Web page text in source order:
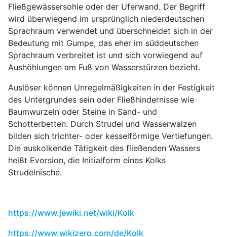
Fließgewässersohle oder der Uferwand. Der Begriff
wird überwiegend im ursprünglich niederdeutschen
Sprachraum verwendet und überschneidet sich in der
Bedeutung mit Gumpe, das eher im süddeutschen
Sprachraum verbreitet ist und sich vorwiegend auf
Aushöhlungen am Fuß von Wasserstürzen bezieht.
Auslöser können Unregelmäßigkeiten in der Festigkeit
des Untergrundes sein oder Fließhindernisse wie
Baumwurzeln oder Steine in Sand- und
Schotterbetten. Durch Strudel und Wasserwalzen
bilden sich trichter- oder kesselförmige Vertiefungen.
Die auskolkende Tätigkeit des fließenden Wassers
heißt Evorsion, die Initialform eines Kolks
Strudelnische.
https://www.jewiki.net/wiki/Kolk
https://www.wikizero.com/de/Kolk